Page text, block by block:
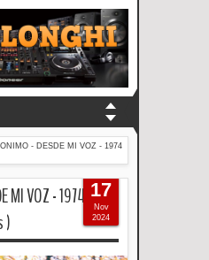
- DESDE MI VOZ - 1974
MI VOZ - 1974 (
)
17
Nov
2024